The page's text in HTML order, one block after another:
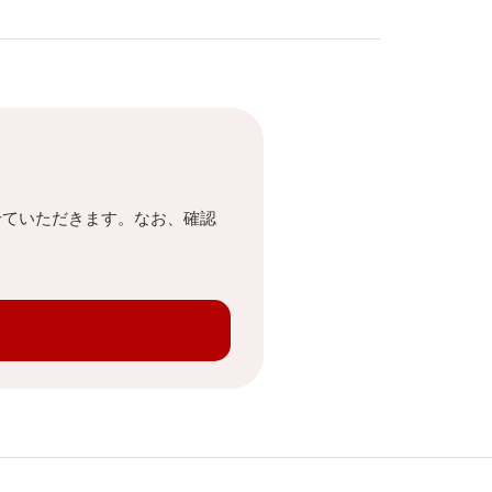
いただきます。なお、確認